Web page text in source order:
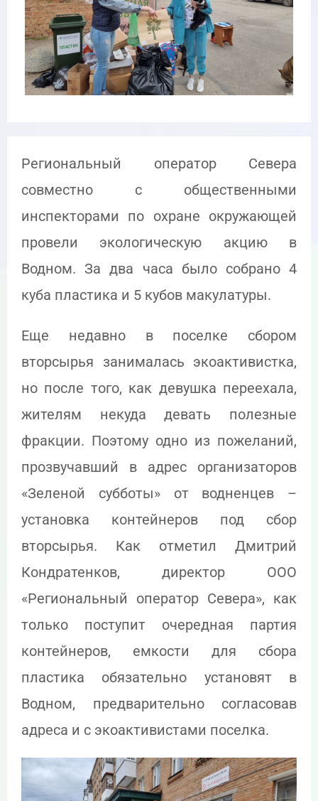
Региональный оператор Севера
совместно с общественными
инспекторами по охране окружающей
провели экологическую акцию в
Водном. За два часа было собрано 4
куба пластика и 5 кубов макулатуры.
Еще недавно в поселке сбором
вторсырья занималась экоактивистка,
но после того, как девушка переехала,
жителям некуда девать полезные
фракции. Поэтому одно из пожеланий,
прозвучавший в адрес организаторов
«Зеленой субботы» от водненцев –
установка контейнеров под сбор
вторсырья. Как отметил Дмитрий
Кондратенков, директор ООО
«Региональный оператор Севера», как
только поступит очередная партия
контейнеров, емкости для сбора
пластика обязательно установят в
Водном, предварительно согласовав
адреса и с экоактивистами поселка.